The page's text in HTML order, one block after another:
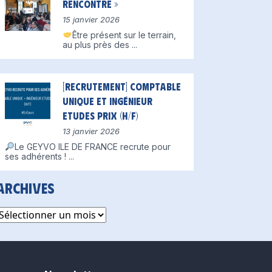
Rencontre »
15 janvier 2026
Être présent sur le terrain,
au plus près des ...
[Recrutement] Comptable
unique et Ingénieur
Etudes Prix (H/F)
13 janvier 2026
Le GEYVO ILE DE FRANCE recrute pour
ses adhérents ! ...